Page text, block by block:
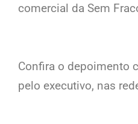
comercial da Sem
Confira o depoimento
pelo executivo, nas